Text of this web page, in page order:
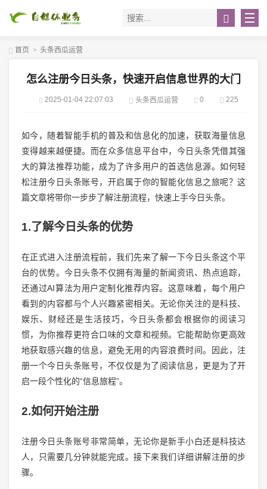
首页 > 头条西瓜运营
怎么注册今日头条，快速开启信息世界的大门
2025-01-04 22:07:03 头条西瓜运营 0 225
如今，随着智能手机的普及和信息化的加速，获取海量信息
变得越来越便捷。而在众多信息平台中，今日头条凭借其强
大的算法推荐功能，成为了许多用户的首选信息源。如何轻
松注册今日头条账号，开启属于你的智能化信息之旅呢？这
篇文章将带你一步步了解注册流程，快速上手今日头条。
1.了解今日头条的优势
在正式进入注册流程前，我们先来了解一下今日头条这个平
台的优势。今日头条不仅拥有海量的新闻资讯、热点追踪，
还通过AI算法为用户定制化推荐内容。这意味着，每个用户
看到的内容都与个人兴趣紧密相关。无论你关注的是科技、
娱乐、财经还是生活技巧，今日头条都会根据你的阅读习
惯，为你推荐更符合口味的文章和视频。它能帮助你更高效
地获取感兴趣的信息，避免无用的内容浪费时间。因此，注
册一个今日头条账号，不仅仅是为了阅读信息，更是为了开
启一段个性化的“信息旅程”。
2.如何开始注册
注册今日头条账号非常简单，无论你是新手小白还是科技达
人，只需要几分钟就能完成。接下来我们详细讲解注册的步
骤。